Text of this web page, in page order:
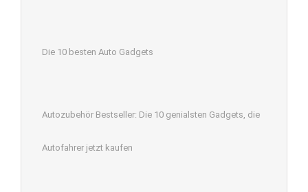
Die 10 besten Auto Gadgets
Autozubehör Bestseller: Die 10 genialsten Gadgets, die
Autofahrer jetzt kaufen